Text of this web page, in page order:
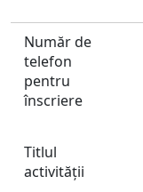
Număr de
telefon
pentru
înscriere
Titlul
activităţii